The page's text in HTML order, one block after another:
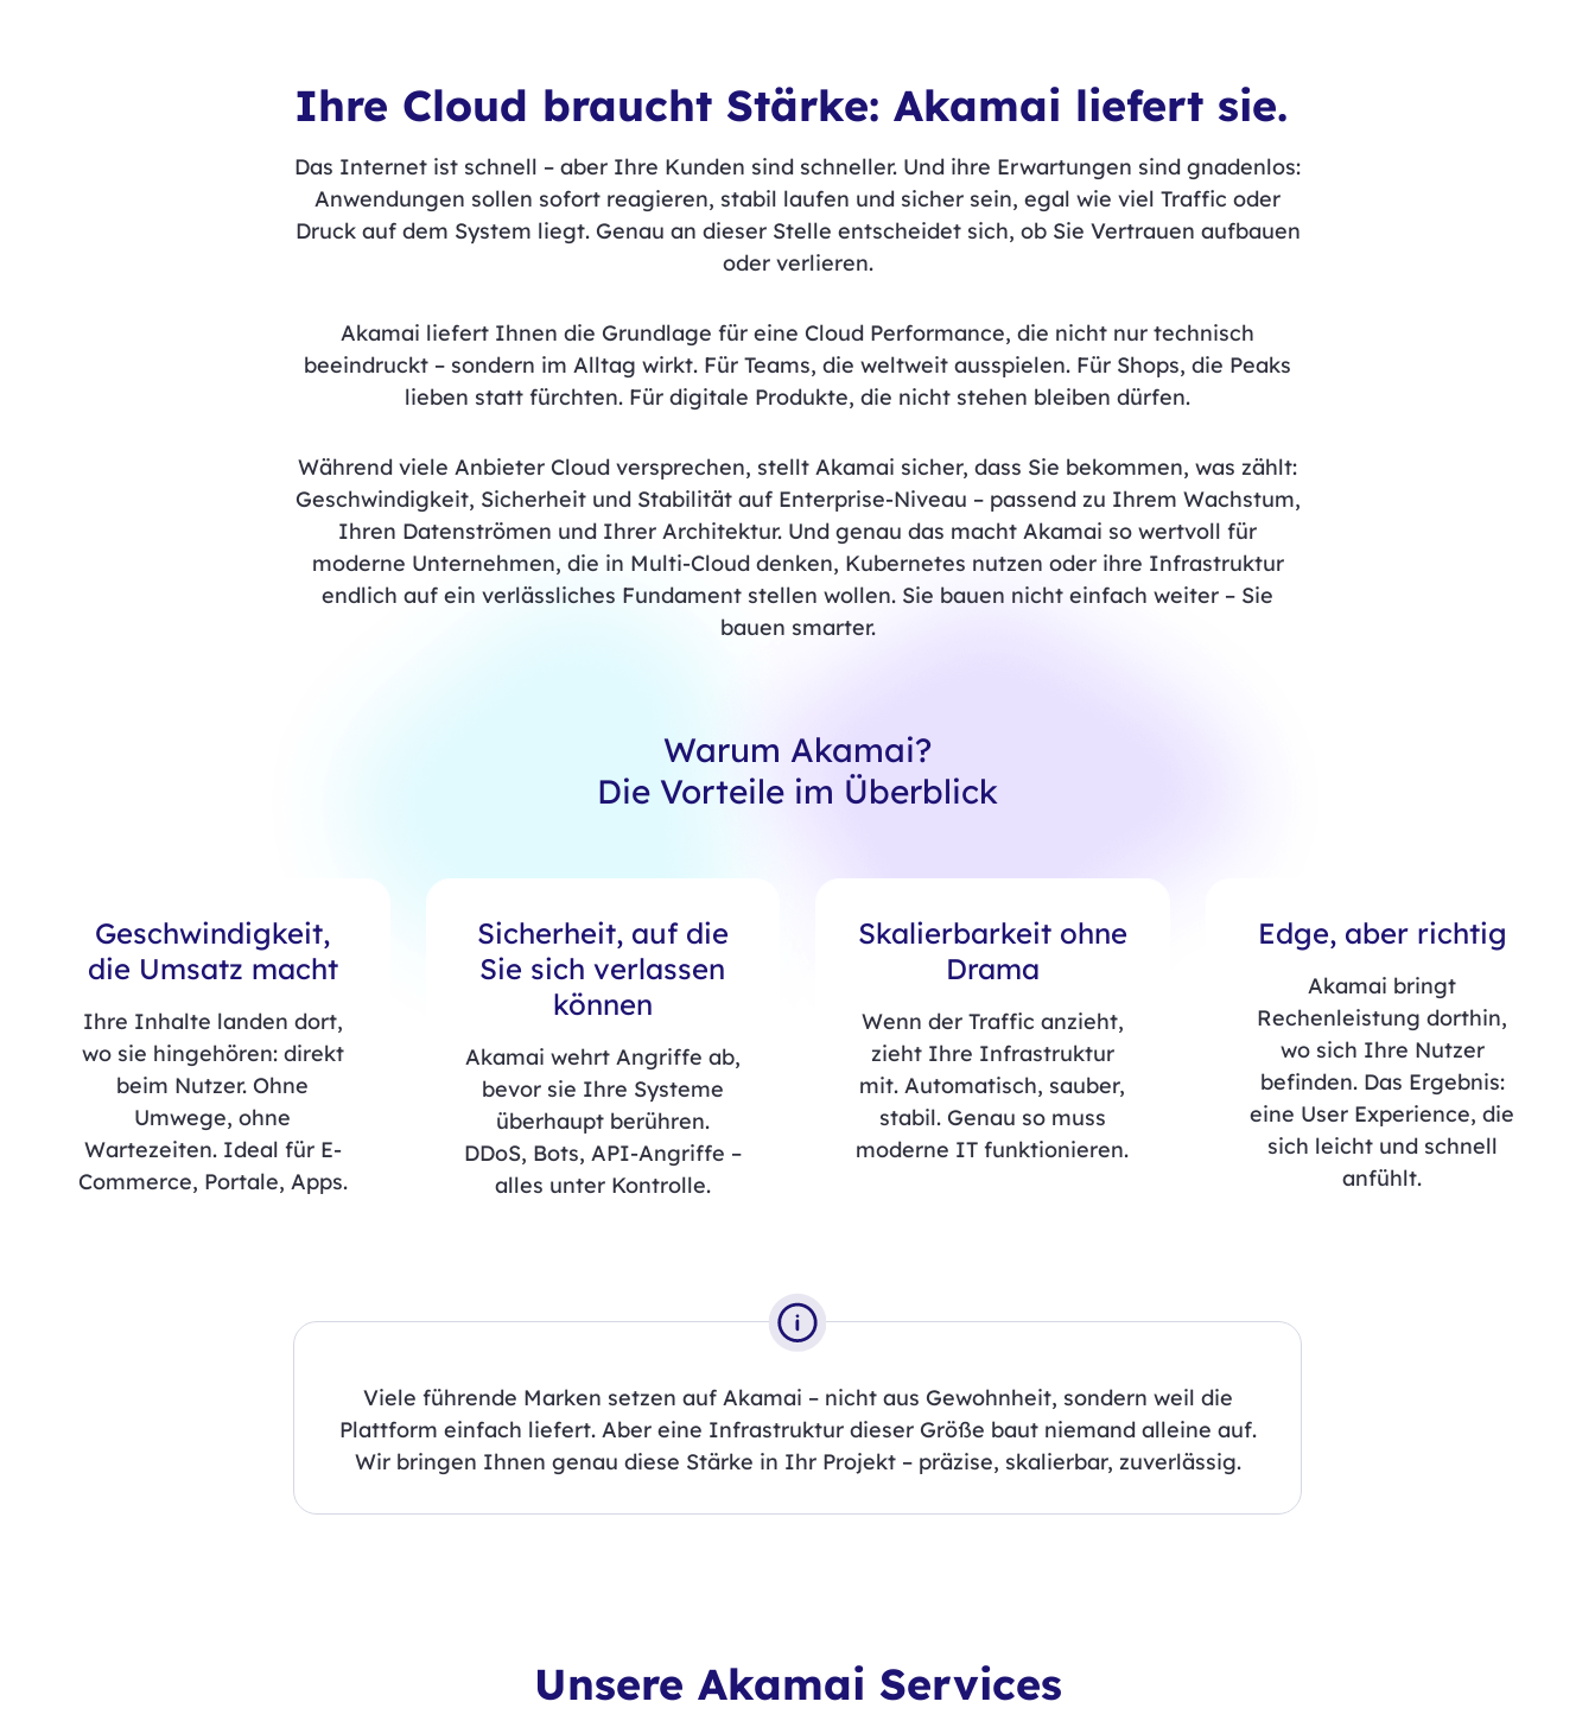
Ihre Cloud braucht Stärke: Akamai liefert sie.
Das Internet ist schnell – aber Ihre Kunden sind schneller. Und ihre Erwartungen sind gnadenlos:
Anwendungen sollen sofort reagieren, stabil laufen und sicher sein, egal wie viel Traffic oder
Druck auf dem System liegt. Genau an dieser Stelle entscheidet sich, ob Sie Vertrauen aufbauen
oder verlieren.
Akamai liefert Ihnen die Grundlage für eine Cloud Performance, die nicht nur technisch
beeindruckt – sondern im Alltag wirkt. Für Teams, die weltweit ausspielen. Für Shops, die Peaks
lieben statt fürchten. Für digitale Produkte, die nicht stehen bleiben dürfen.
Während viele Anbieter Cloud versprechen, stellt Akamai sicher, dass Sie bekommen, was zählt:
Geschwindigkeit, Sicherheit und Stabilität auf Enterprise-Niveau – passend zu Ihrem Wachstum,
Ihren Datenströmen und Ihrer Architektur. Und genau das macht Akamai so wertvoll für
moderne Unternehmen, die in Multi-Cloud denken, Kubernetes nutzen oder ihre Infrastruktur
endlich auf ein verlässliches Fundament stellen wollen. Sie bauen nicht einfach weiter – Sie
bauen smarter.
Warum Akamai?
Die Vorteile im Überblick
Geschwindigkeit,
die Umsatz macht
Ihre Inhalte landen dort,
wo sie hingehören: direkt
beim Nutzer. Ohne
Umwege, ohne
Wartezeiten. Ideal für E-
Commerce, Portale, Apps.
Sicherheit, auf die
Sie sich verlassen
können
Akamai wehrt Angriffe ab,
bevor sie Ihre Systeme
überhaupt berühren.
DDoS, Bots, API-Angriffe –
alles unter Kontrolle.
Skalierbarkeit ohne
Drama
Wenn der Traffic anzieht,
zieht Ihre Infrastruktur
mit. Automatisch, sauber,
stabil. Genau so muss
moderne IT funktionieren.
Edge, aber richtig
Akamai bringt
Rechenleistung dorthin,
wo sich Ihre Nutzer
befinden. Das Ergebnis:
eine User Experience, die
sich leicht und schnell
anfühlt.
Viele führende Marken setzen auf Akamai – nicht aus Gewohnheit, sondern weil die
Plattform einfach liefert. Aber eine Infrastruktur dieser Größe baut niemand alleine auf.
Wir bringen Ihnen genau diese Stärke in Ihr Projekt – präzise, skalierbar, zuverlässig.
Unsere Akamai Services